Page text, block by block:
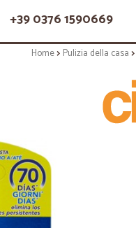
+39 0376 1590669
Home Pulizia della casa